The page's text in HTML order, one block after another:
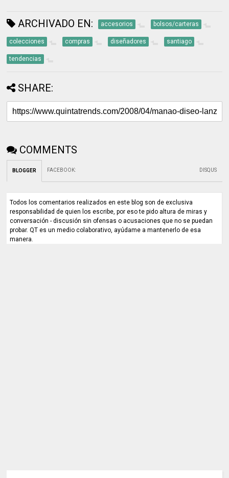
ARCHIVADO EN: accesorios bolsos/carteras
colecciones compras diseñadores santiago
tendencias
SHARE:
COMMENTS
BLOGGER FACEBOOK: DISQUS
Todos los comentarios realizados en este blog son de exclusiva
responsabilidad de quien los escribe, por eso te pido altura de miras y
conversación - discusión sin ofensas o acusaciones que no se puedan
probar. QT es un medio colaborativo, ayúdame a mantenerlo de esa
manera.